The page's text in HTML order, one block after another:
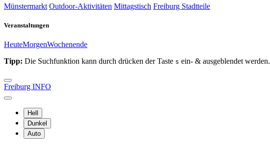
Münstermarkt Outdoor-Aktivitäten Mittagstisch Freiburg Stadtteile
Veranstaltungen
HeuteMorgenWochenende
Tipp: Die Suchfunktion kann durch drücken der Taste s ein- & ausgeblendet werden.
Freiburg INFO
Hell
Dunkel
Auto